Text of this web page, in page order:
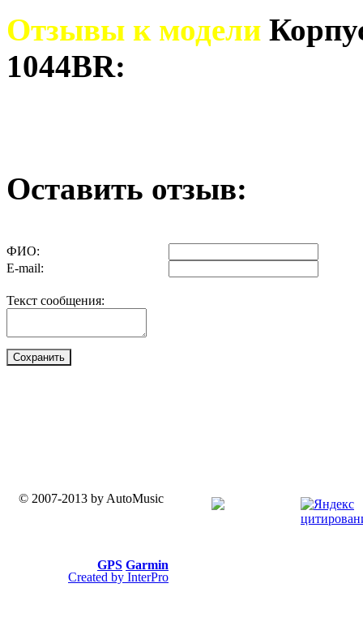
Отзывы к модели
1044BR:
Оставить отзыв:
ФИО:
E-mail:
Текст сообщения:
© 2007-2013 by AutoMusic
GPS Garmin
Created by InterPro